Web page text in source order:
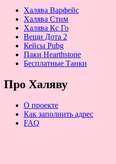
Халява Варфейс
Халява Стим
Халява Кс Го
Вещи Дота 2
Кейсы Pubg
Паки Hearthstone
Бесплатные Танки
Про Халяву
О проекте
Как заполнить адрес
FAQ